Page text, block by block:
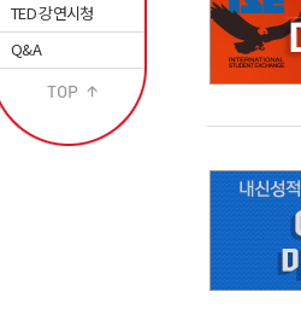
TED 강연시청
Q&A